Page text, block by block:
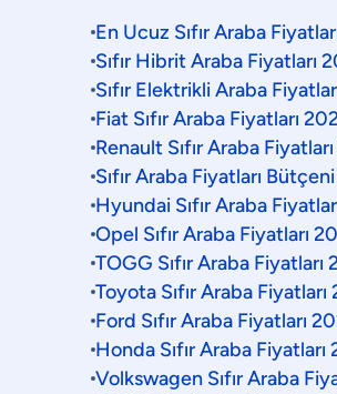
En Ucuz Sıfır Araba
Sıfır Hibrit Araba Fiyatları
Sıfır Elektrikli Araba
Fiat Sıfır Araba Fiyatları
Renault Sıfır Araba
Sıfır Araba Fiyatları
Hyundai Sıfır Araba
Opel Sıfır Araba Fiyatları
TOGG Sıfır Araba Fiyatları
Toyota Sıfır Araba Fiyatları
Ford Sıfır Araba Fiyatları
Honda Sıfır Araba Fiyatları
Volkswagen Sıfır Araba